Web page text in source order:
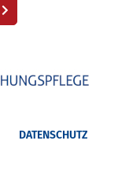
DATENSCHUTZ